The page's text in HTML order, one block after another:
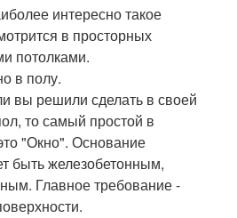
интересно такое
в просторных
потолками.
в полу.
вы решили сделать в своей
то самый простой в
"Окно". Основание
быть железобетонным,
Главное требование -